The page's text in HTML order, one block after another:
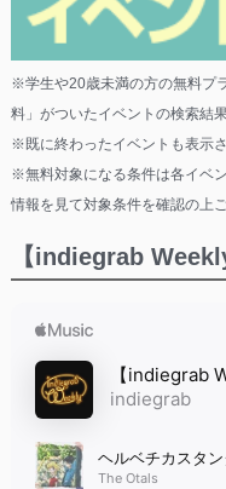
※学生や20歳未満の方の無料プ
料」がついたイベントの検索結
※既に終わったイベントも表示さ
※無料対象になる条件は各イベ
情報を見て対象条件を確認の上
【indiegrab